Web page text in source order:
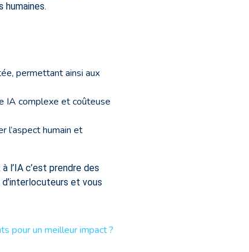
permettant ainsi aux
IA complexe et coûteuse
l’aspect humain et
l’IA c’est prendre des
et vous
pour un meilleur impact ?